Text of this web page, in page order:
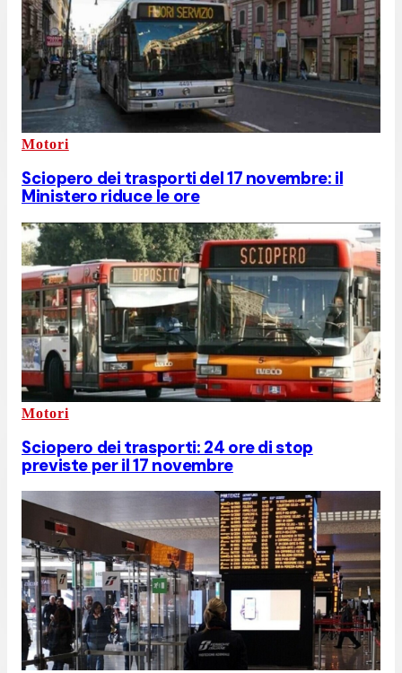
Motori
Sciopero dei trasporti del 17 novembre: il
Ministero riduce le ore
Motori
Sciopero dei trasporti: 24 ore di stop
previste per il 17 novembre